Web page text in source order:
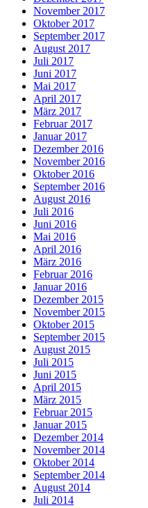
November 2017
Oktober 2017
September 2017
August 2017
Juli 2017
Juni 2017
Mai 2017
April 2017
März 2017
Februar 2017
Januar 2017
Dezember 2016
November 2016
Oktober 2016
September 2016
August 2016
Juli 2016
Juni 2016
Mai 2016
April 2016
März 2016
Februar 2016
Januar 2016
Dezember 2015
November 2015
Oktober 2015
September 2015
August 2015
Juli 2015
Juni 2015
April 2015
März 2015
Februar 2015
Januar 2015
Dezember 2014
November 2014
Oktober 2014
September 2014
August 2014
Juli 2014